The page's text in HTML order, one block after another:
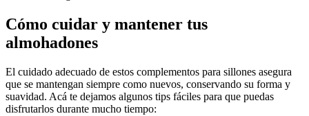
Cómo cuidar y mantener tus
almohadones
El cuidado adecuado de estos complementos para sillones asegura
que se mantengan siempre como nuevos, conservando su forma y
suavidad. Acá te dejamos algunos tips fáciles para que puedas
disfrutarlos durante mucho tiempo: